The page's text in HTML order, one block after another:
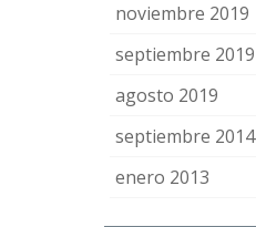
noviembre 2019
septiembre 2019
agosto 2019
septiembre 2014
enero 2013